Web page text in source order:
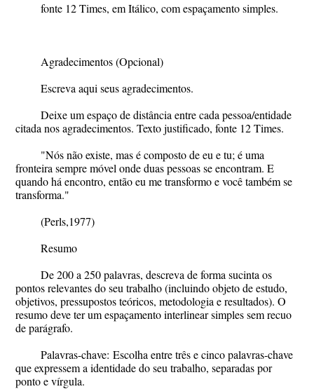
fonte 12 Times, em Itálico, com espaçamento simples.
Agradecimentos(Opcional)
Escreva aqui seus agradecimentos.
Deixe um espaço de distância entre cada pessoa/entidade
citada nos agradecimentos. Texto justificado, fonte 12 Times.
"Nós não existe, mas é composto de eu e tu; é uma
fronteira sempre móvel onde duas pessoas se encontram. E
quando há encontro, então eu me transformo e você também se
transforma."
(Perls,1977)
Resumo
De 200 a 250 palavras, descreva de forma sucinta os
pontos relevantes do seu trabalho (incluindo objeto de estudo,
objetivos, pressupostos teóricos, metodologia e resultados). O
resumo deve ter um espaçamento interlinear simples sem recuo
de parágrafo.
Palavras-chave: Escolha entre três e cinco palavras-chave
que expressem a identidade do seu trabalho, separadas por
ponto e vírgula.